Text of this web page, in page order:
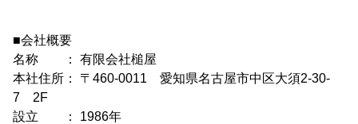
■会社概要
名称 ： 有限会社槌屋
本社住所： 〒460-0011 愛知県名古屋市中区大須2-30-
7 2F
設立 ： 1986年